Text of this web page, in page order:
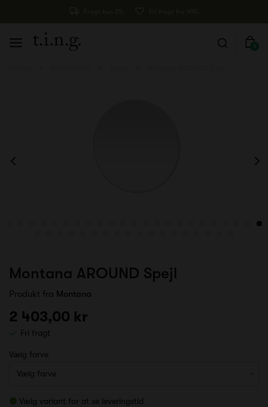
0
Montana AROUND Spejl
Produkt fra Montana
2 403,00 kr
Fri fragt
Vælg farve
Vælg variant for at se leveringstid